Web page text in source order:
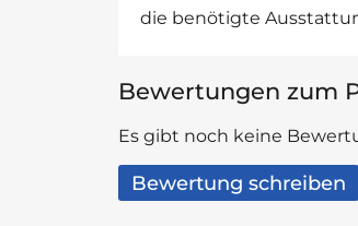
die benötigte
Bewertungen zum
Es gibt noch keine
Bewertung schreiben